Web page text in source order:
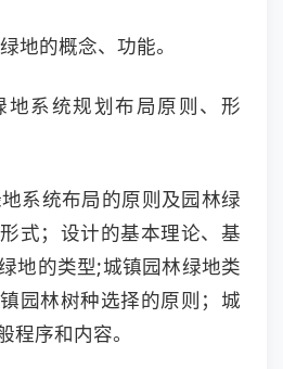
地的概念、功能。
地系统规划布局原则、形
系统布局的原则及园林绿
式；设计的基本理论、基
地的类型;城镇园林绿地类
园林树种选择的原则；城
程序和内容。